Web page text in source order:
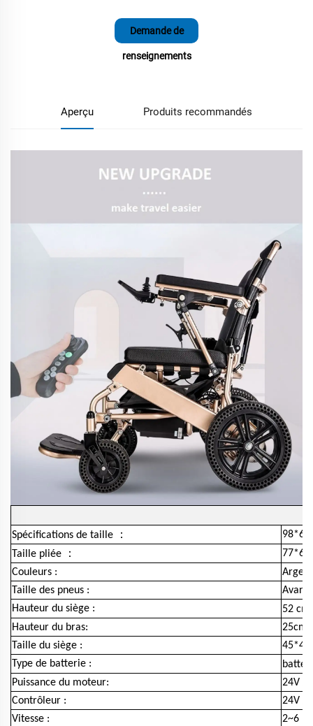
Demande de
renseignements
Aperçu Produits recommandés
Spécifications de taille ：
Taille pliée
：
Couleurs :
Taille des pneus :
Avant
Hauteur du siège :
52 cm
Hauteur du bras:
25cm
Taille du siège :
Type de batterie :
Puissance du moteur:
24V /
Contrôleur :
24V /
Vitesse :
2~6